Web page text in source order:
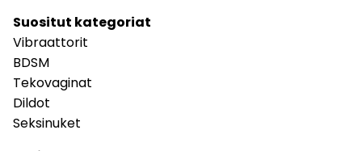
Suositut kategoriat
Vibraattorit
BDSM
Tekovaginat
Dildot
Seksinuket